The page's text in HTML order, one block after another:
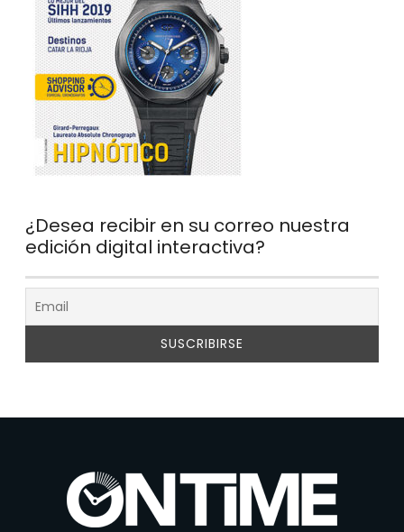
¿Desea recibir en su correo nuestra
edición digital interactiva?